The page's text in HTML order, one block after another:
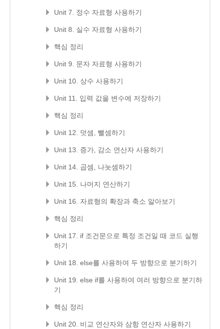
Unit 7. 정수 자료형 사용하기
Unit 8. 실수 자료형 사용하기
핵심 정리
Unit 9. 문자 자료형 사용하기
Unit 10. 상수 사용하기
Unit 11. 입력 값을 변수에 저장하기
핵심 정리
Unit 12. 덧셈, 뺄셈하기
Unit 13. 증가, 감소 연산자 사용하기
Unit 14. 곱셈, 나눗셈하기
Unit 15. 나머지 연산하기
Unit 16. 자료형의 확장과 축소 알아보기
핵심 정리
Unit 17. if 조건문으로 특정 조건일 때 코드 실행
하기
Unit 18. else를 사용하여 두 방향으로 분기하기
Unit 19. else if를 사용하여 여러 방향으로 분기하
기
핵심 정리
Unit 20. 비교 연산자와 삼항 연산자 사용하기